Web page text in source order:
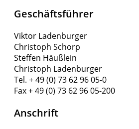
Geschäftsführer
Viktor Ladenburger
Christoph Schorp
Steffen Häußlein
Christoph Ladenburger
Tel. + 49 (0) 73 62 96 05-0
Fax + 49 (0) 73 62 96 05-200
Anschrift